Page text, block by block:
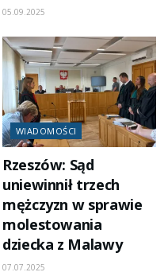
05.09.2025
WIADOMOŚCI
Rzeszów: Sąd
uniewinnił trzech
mężczyzn w sprawie
molestowania
dziecka z Malawy
07.07.2025